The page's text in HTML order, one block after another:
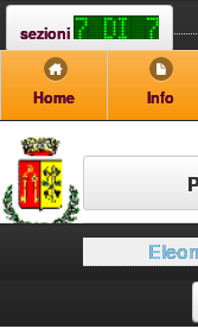
sezioni
Home Info